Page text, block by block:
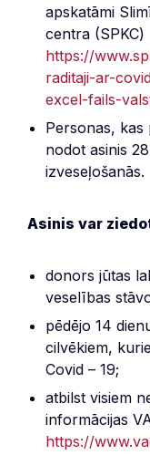
apskatāmi
centra
https://
raditaji-ar-
excel-fails-
Personas,
nodot asinis
izveseļošanās.
Asinis var
donors jūtas
veselības
pēdējo 14
cilvēkiem,
Covid – 19;
atbilst visiem
informācijas
https://